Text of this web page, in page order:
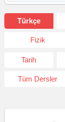
Türkçe
Fizik
Tarih
Tüm Dersler